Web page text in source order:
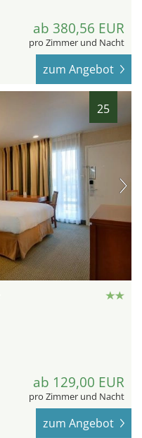
ab 380,56 EUR
pro Zimmer und Nacht
zum Angebot
25
ab 129,00 EUR
pro Zimmer und Nacht
zum Angebot